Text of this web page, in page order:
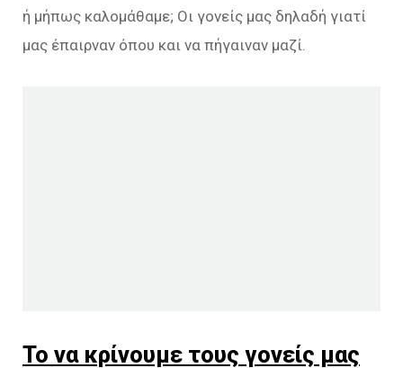
ή μήπως καλομάθαμε; Οι γονείς μας δηλαδή γιατί
μας έπαιρναν όπου και να πήγαιναν μαζί.
Το να κρίνουμε τους γονείς μας